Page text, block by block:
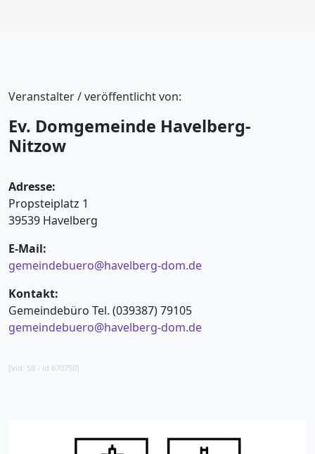
Veranstalter / veröffentlicht von:
Ev. Domgemeinde Havelberg-
Nitzow
Adresse:
Propsteiplatz 1
39539 Havelberg
E-Mail:
gemeindebuero@havelberg-dom.de
Kontakt:
Gemeindebüro Tel. (039387) 79105
gemeindebuero@havelberg-dom.de
[vid: 58 - id 670750]